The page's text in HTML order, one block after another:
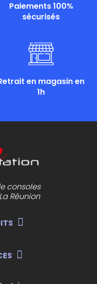
Paiements 100%
sécurisés
en magasin en
1h
consoles
Réunion